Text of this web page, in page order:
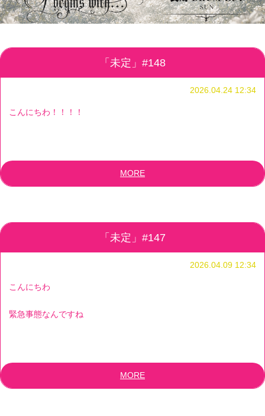
「未定」#148
2026.04.24 12:34
こんにちわ！！！！
MORE
「未定」#147
2026.04.09 12:34
こんにちわ
緊急事態なんですね
MORE